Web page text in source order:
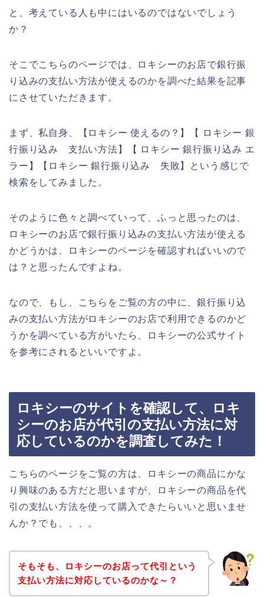
と、考えている人も中にはいるのではないでしょう
か？
そこでこちらのページでは、ロキシーのお店で銀行振
り込みの支払い方法が使えるのかを調べた結果を記事
にさせていただきます。
まず、私自身、【ロキシー 使えるの？】【 ロキシー 銀
行振り込み 支払い方法】【 ロキシー 銀行振り込み エ
ラー】【ロキシー 銀行振り込み 失敗】という感じで
検索をしてみました。
そのように色々と調べていって、ふっと思ったのは、
ロキシーのお店で銀行振り込みの支払い方法が使える
かどうかは、ロキシーのページを確認すればいいので
は？と思ったんですよね。
なので、もし、こちらをご覧の方の中に、銀行振り込
みの支払い方法がロキシーのお店で利用できるのかど
うかを調べている方がいたら、ロキシーの公式サイト
を参考にされるといいですよ。
ロキシーのサイトを確認して、ロキ
シーのお店が代引の支払い方法に対
応しているのかを調査してみた！
こちらのページをご覧の方は、ロキシーの商品にかな
り興味のある方だと思いますが、ロキシーの商品を代
引の支払い方法を使って購入できたらいいと思いませ
んか？でも、、、。
そもそも、ロキシーのお店って代引という
支払い方法に対応しているのかな～？